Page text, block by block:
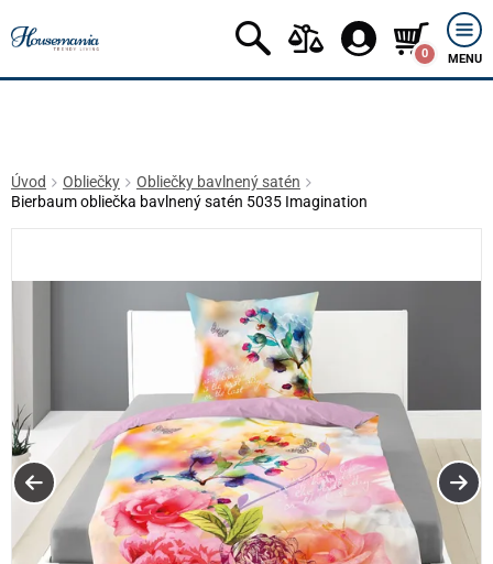
0 MENU
Úvod Obliečky
Obliečky bavlnený satén
Bierbaum obliečka bavlnený satén 5035 Imagination